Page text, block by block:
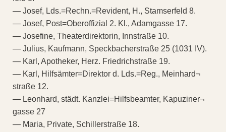
— Josef, Lds.=Rechn.=Revident, H., Stamserfeld 8.
— Josef, Post=Oberoffizial 2. Kl., Adamgasse 17.
— Josefine, Theaterdirektorin, Innstraße 10.
— Julius, Kaufmann, Speckbacherstraße 25 (1031 IV).
— Karl, Apotheker, Herz. Friedrichstraße 19.
— Karl, Hilfsämter=Direktor d. Lds.=Reg., Meinhard¬
straße 12.
— Leonhard, städt. Kanzlei=Hilfsbeamter, Kapuziner¬
gasse 27
— Maria, Private, Schillerstraße 18.